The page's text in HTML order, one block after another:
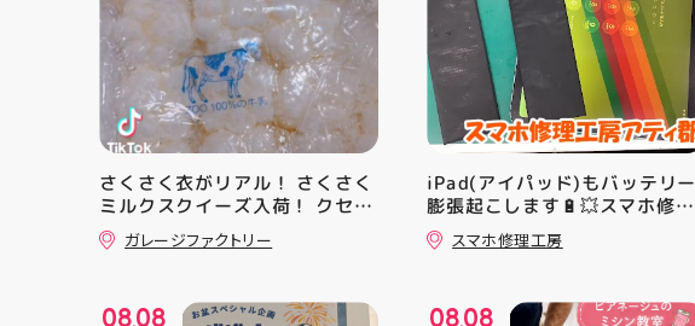
さくさく衣がリアル！ さくさく
ミルクスクイーズ入荷！ クセに
なる感触ですよ 他にもスクイー
ズ大量入荷予定です お楽しみに
レージファクトリー”へ遊びに来
てね️‍️‍️‍ #福島 #郡山 #郡山駅前 #
ガレージファクトリー
08.08
iPad(アイパッド)もバッテリー
膨張起こします🔋💥スマホ修理
工房アティ郡山店ならデータそ
のまま修理できます😊
スマホ修理工房
08.08